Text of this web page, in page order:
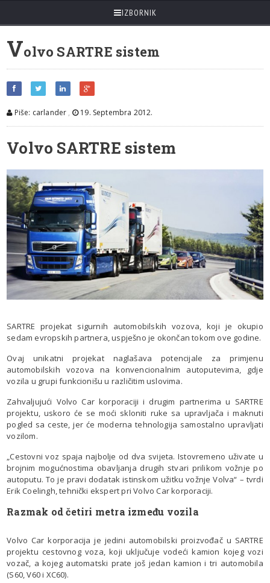
IZBORNIK
Volvo SARTRE sistem
Piše: carlander , 19. Septembra 2012.
Volvo SARTRE sistem
SARTRE projekat sigurnih automobilskih vozova, koji je okupio
sedam evropskih partnera, uspješno je okončan tokom ove godine.
Ovaj unikatni projekat naglašava potencijale za primjenu
automobilskih vozova na konvencionalnim autoputevima, gdje
vozila u grupi funkcionišu u različitim uslovima.
Zahvaljujući Volvo Car korporaciji i drugim partnerima u SARTRE
projektu, uskoro će se moći skloniti ruke sa upravljača i maknuti
pogled sa ceste, jer će moderna tehnologija samostalno upravljati
vozilom.
„Cestovni voz spaja najbolje od dva svijeta. Istovremeno uživate u
brojnim mogućnostima obavljanja drugih stvari prilikom vožnje po
autoputu. To je pravi dodatak istinskom užitku vožnje Volva“ – tvrdi
Erik Coelingh, tehnički ekspert pri Volvo Car korporaciji.
Razmak od četiri metra između vozila
Volvo Car korporacija je jedini automobilski proizvođač u SARTRE
projektu cestovnog voza, koji uključuje vodeći kamion kojeg vozi
vozač, a kojeg automatski prate još jedan kamion i tri automobila
(S60, V60 i XC60).